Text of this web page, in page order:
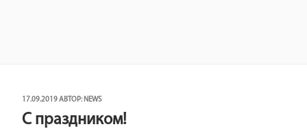
ОПУБЛИКОВАНО
17.09.2019АВТОР: NEWS
С праздником!